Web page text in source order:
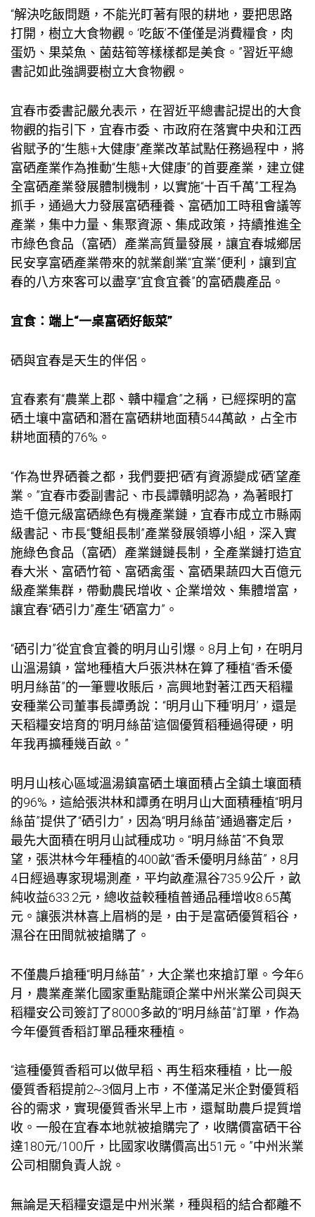
“解決吃飯問題，不能光盯著有限的耕地，要把思路
打開，樹立大食物觀。‘吃飯’不僅僅是消費糧食，肉
蛋奶、果菜魚、菌菇筍等樣樣都是美食。”習近平總
書記如此強調要樹立大食物觀。
宜春市委書記嚴允表示，在習近平總書記提出的大食
物觀的指引下，宜春市委、市政府在落實中央和江西
省賦予的“生態+大健康”產業改革試點任務過程中，將
富硒產業作為推動“生態+大健康”的首要產業，建立健
全富硒產業發展體制機制，以實施“十百千萬”工程為
抓手，通過大力發展富硒種養、富硒加工時租會議等
產業，集中力量、集聚資源、集成政策，持續推進全
市綠色食品（富硒）產業高質量發展，讓宜春城鄉居
民安享富硒產業帶來的就業創業“宜業”便利，讓到宜
春的八方來客可以盡享“宜食宜養”的富硒農產品。
宜食：端上“一桌富硒好飯菜”
硒與宜春是天生的伴侶。
宜春素有“農業上郡、贛中糧倉”之稱，已經探明的富
硒土壤中富硒和潛在富硒耕地面積544萬畝，占全市
耕地面積的76%。
“作為世界硒養之都，我們要把‘硒’有資源變成‘硒’望產
業。”宜春市委副書記、市長譚贛明認為，為著眼打
造千億元級富硒綠色有機產業鏈，宜春市成立市縣兩
級書記、市長“雙組長制”產業發展領導小組，深入實
施綠色食品（富硒）產業鏈鏈長制，全產業鏈打造宜
春大米、富硒竹筍、富硒禽蛋、富硒果蔬四大百億元
級產業集群，帶動農民增收、企業增效、集體增富，
讓宜春“硒引力”產生“硒富力”。
“硒引力”從宜食宜養的明月山引爆。8月上旬，在明月
山溫湯鎮，當地種植大戶張洪林在算了種植“香禾優
明月絲苗”的一筆豐收賬后，高興地對著江西天稻糧
安種業公司董事長譚勇說：“明月山下種‘明月’，還是
天稻糧安培育的‘明月絲苗’這個優質稻種過得硬，明
年我再擴種幾百畝。”
明月山核心區域溫湯鎮富硒土壤面積占全鎮土壤面積
的96%，這給張洪林和譚勇在明月山大面積種植“明月
絲苗”提供了“硒引力”，因為“明月絲苗”通過審定后，
最先大面積在明月山試種成功。“明月絲苗”不負眾
望，張洪林今年種植的400畝“香禾優明月絲苗”，8月
4日經過專家現場測產，平均畝產濕谷735.9公斤，畝
純收益633.2元，總收益較種植普通品種增收8.65萬
元。讓張洪林喜上眉梢的是，由于是富硒優質稻谷，
濕谷在田間就被搶購了。
不僅農戶搶種“明月絲苗”，大企業也來搶訂單。今年6
月，農業產業化國家重點龍頭企業中州米業公司與天
稻糧安公司簽訂了8000多畝的“明月絲苗”訂單，作為
今年優質香稻訂單品種來種植。
“這種優質香稻可以做早稻、再生稻來種植，比一般
優質香稻提前2~3個月上市，不僅滿足米企對優質稻
谷的需求，實現優質香米早上市，還幫助農戶提質增
收。一般在宜春本地就被搶購完了，收購價富硒干谷
達180元/100斤，比國家收購價高出51元。”中州米業
公司相關負責人說。
無論是天稻糧安還是中州米業，種與稻的結合都離不